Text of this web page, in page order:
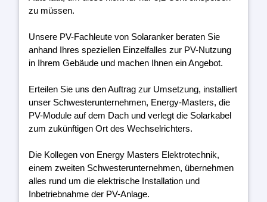
zu müssen.
Unsere PV-Fachleute von Solaranker beraten Sie
anhand Ihres speziellen Einzelfalles zur PV-Nutzung
in Ihrem Gebäude und machen Ihnen ein Angebot.
Erteilen Sie uns den Auftrag zur Umsetzung, installiert
unser Schwesterunternehmen, Energy-Masters, die
PV-Module auf dem Dach und verlegt die Solarkabel
zum zukünftigen Ort des Wechselrichters.
Die Kollegen von Energy Masters Elektrotechnik,
einem zweiten Schwesterunternehmen, übernehmen
alles rund um die elektrische Installation und
Inbetriebnahme der PV-Anlage.